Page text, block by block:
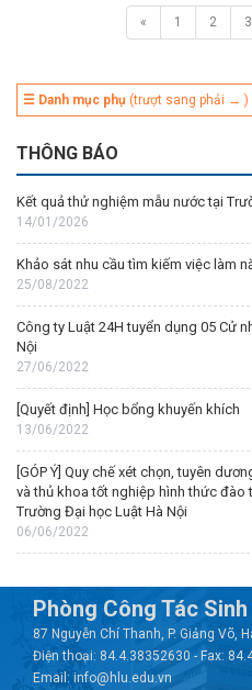
« 1 2 3
☰ Danh mục phụ (trượt sang phải → )
THÔNG BÁO
Kết quả thử nghiệm mẫu nước tại
14/01/2026
Khảo sát nhu cầu tìm kiếm việc làm
25/08/2022
Công ty Luật 24H tuyển dụng 05 Cử
Nội
27/06/2022
[Quyết định] Học bổng khuyến khích
13/06/2022
[GÓP Ý] Quy chế xét chọn, tuyên
và thủ khoa tốt nghiệp hình thức đào
Trường Đại học Luật Hà Nội
06/06/2022
Phòng Công Tác Sinh
87 Nguyễn Chí Thanh, P. Giảng Võ,
Điện thoại: 84.4.38352630 - Fax:
Email: info@hlu.edu.vn